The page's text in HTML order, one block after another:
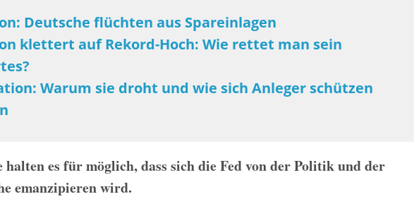
Deutsche flüchten aus Spareinlagen
klettert auf Rekord-Hoch: Wie rettet man sein
Warum sie droht und wie sich Anleger schützen
halten es für möglich, dass sich die Fed von der Politik und der
emanzipieren wird.